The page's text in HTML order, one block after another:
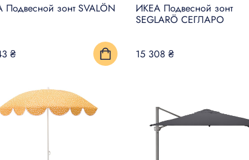
зонт SVALÖN
₴
ИКЕА Подвесной зонт
SEGLARÖ СЕГЛАРО
15 308 ₴